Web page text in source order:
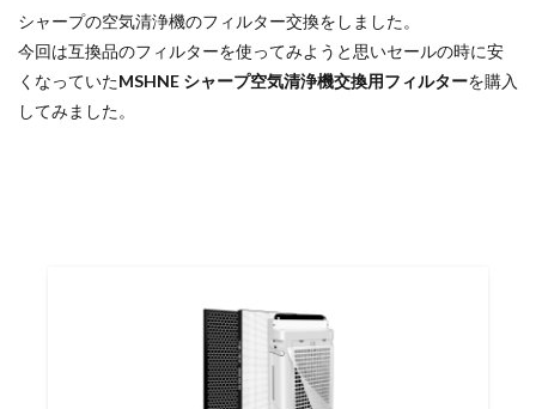
シャープの空気清浄機のフィルター交換をしました。
今回は互換品のフィルターを使ってみようと思いセールの時に安
くなっていたMSHNE シャープ空気清浄機交換用フィルターを購入
してみました。